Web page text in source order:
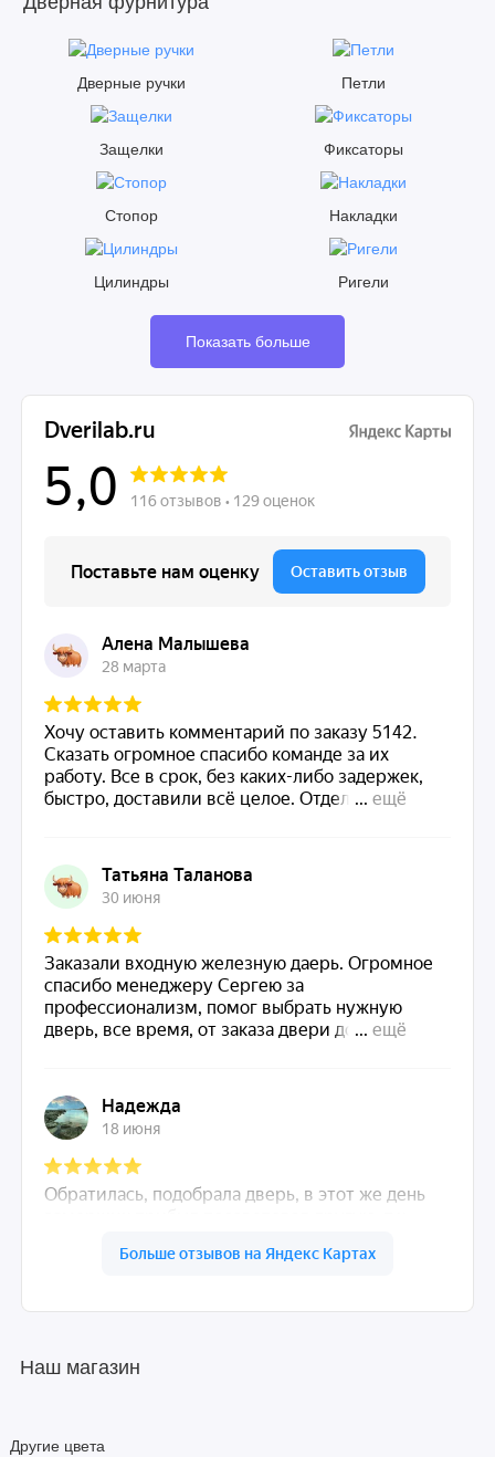
Дверные ручки Петли
Защелки Фиксаторы
Стопор Накладки
Цилиндры Ригели
Показать больше
Наш магазин
Другие цвета